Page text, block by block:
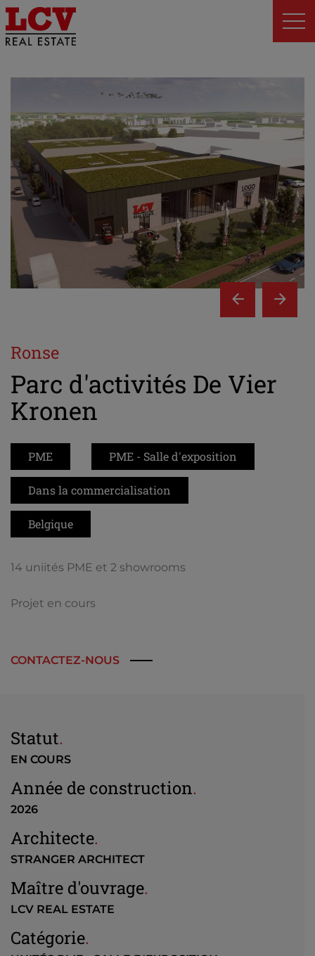
Ronse
Parc d'activités De Vier
Kronen
PME PME - Salle d'exposition
Dans la commercialisation
Belgique
14 uniités PME et 2 showrooms
Projet en cours
CONTACTEZ-NOUS
Statut.
EN COURS
Année de construction.
2026
Architecte.
STRANGER ARCHITECT
Maître d'ouvrage.
LCV REAL ESTATE
Catégorie.